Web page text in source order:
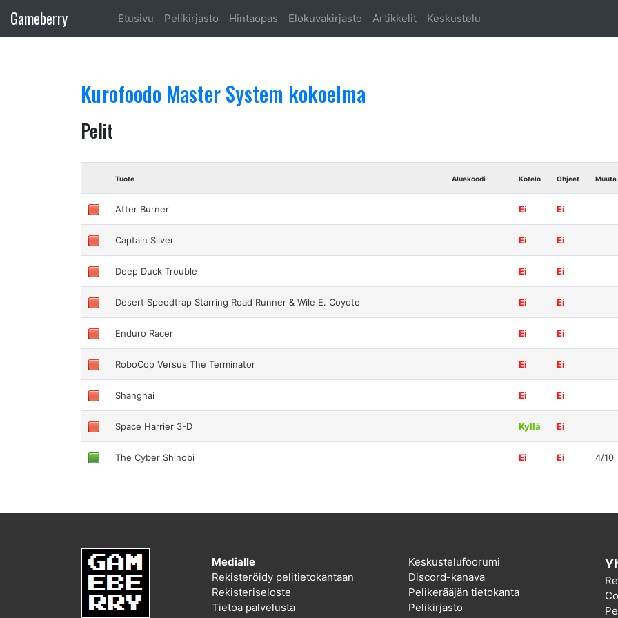
Gameberry Etusivu Pelikirjasto Hintaopas Elokuvakirjasto Artikkelit Keskustelu
Kurofoodo Master System kokoelma
Pelit
Tuote Aluekoodi Kotelo Ohjeet Muuta
After Burner Ei Ei
Captain Silver Ei Ei
Deep Duck Trouble Ei Ei
Desert Speedtrap Starring Road Runner & Wile E. Coyote Ei Ei
Enduro Racer Ei Ei
RoboCop Versus The Terminator Ei Ei
Shanghai Ei Ei
Space Harrier 3-D Kyllä Ei
The Cyber Shinobi Ei Ei 4/10
Medialle
Rekisteröidy pelitietokantaan
Rekisteriseloste
Tietoa palvelusta
Keskustelufoorumi
Discord-kanava
Pelikerääjän tietokanta
Pelikirjasto